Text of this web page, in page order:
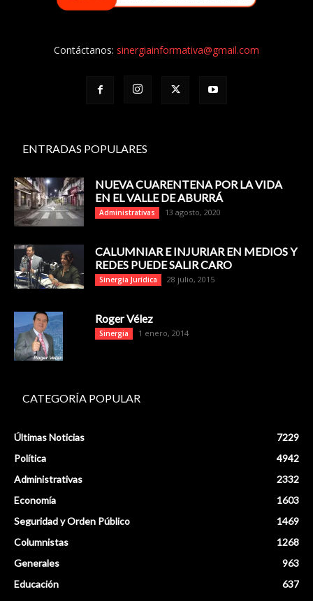
Contáctanos: sinergiainformativa@gmail.com
ENTRADAS POPULARES
NUEVA CUARENTENA POR LA VIDA
EN EL VALLE DE ABURRÁ
Administrativas 13 agosto, 2020
CALUMNIAR E INJURIAR EN MEDIOS Y
REDES PUEDE SALIR CARO
Sinergia Jurídica 28 julio, 2015
Roger Vélez
Sinergia 1 enero, 2014
CATEGORÍA POPULAR
Últimas Noticias
7229
Política
4942
Administrativas
2332
Economía
1603
Seguridad y Orden Público
1469
Columnistas
1268
Generales
963
Educación
637